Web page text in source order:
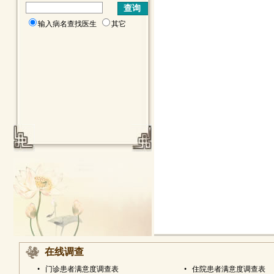
输入病名查找医生 其它
在线调查
• 门诊患者满意度调查表 • 住院患者满意度调查表